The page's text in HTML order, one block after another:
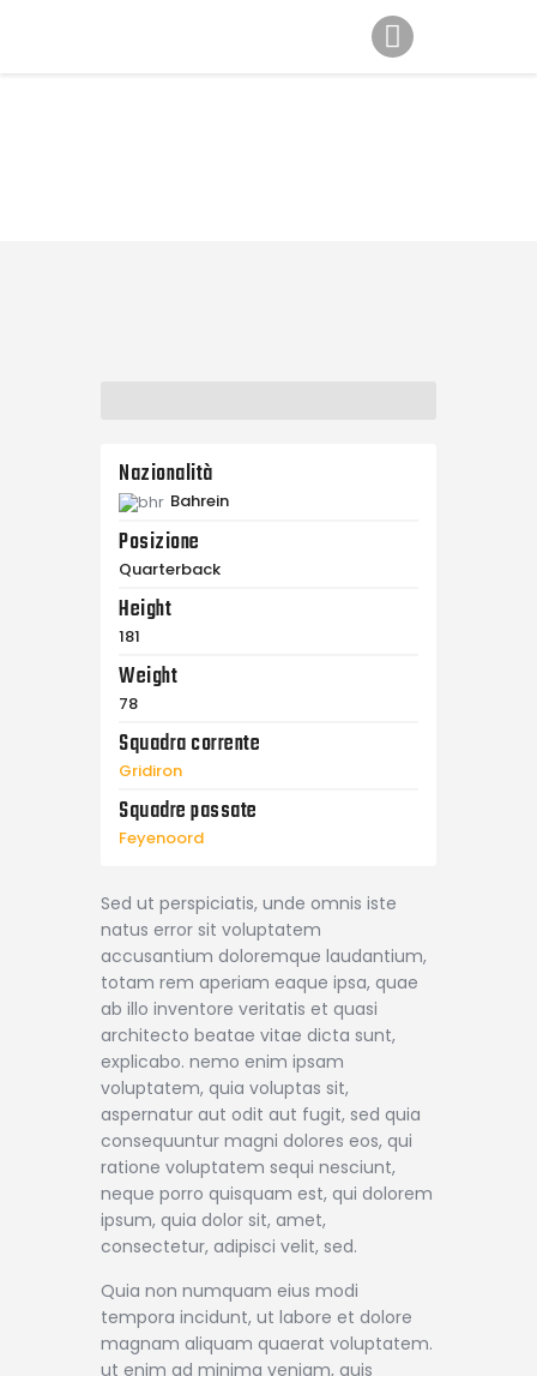
Nazionalità
Bahrein
Posizione
Quarterback
Height
181
Weight
78
Squadra corrente
Gridiron
Squadre passate
Feyenoord
Sed ut perspiciatis, unde omnis iste
natus error sit voluptatem
accusantium doloremque laudantium,
totam rem aperiam eaque ipsa, quae
ab illo inventore veritatis et quasi
architecto beatae vitae dicta sunt,
explicabo. nemo enim ipsam
voluptatem, quia voluptas sit,
aspernatur aut odit aut fugit, sed quia
consequuntur magni dolores eos, qui
ratione voluptatem sequi nesciunt,
neque porro quisquam est, qui dolorem
ipsum, quia dolor sit, amet,
consectetur, adipisci velit, sed.
Quia non numquam eius modi
tempora incidunt, ut labore et dolore
magnam aliquam quaerat voluptatem.
ut enim ad minima veniam, quis